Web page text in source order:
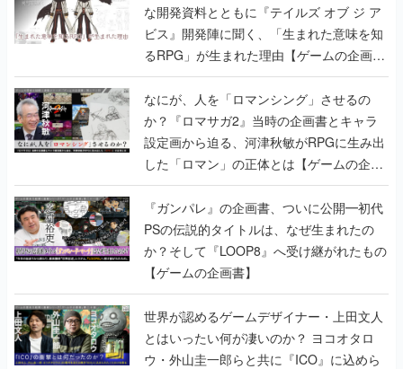
な開発資料とともに『テイルズ オブ ジ ア
ビス』開発陣に聞く、「生まれた意味を知
るRPG」が生まれた理由【ゲームの企画
書】
なにが、人を「ロマンシング」させるの
か？『ロマサガ2』当時の企画書とキャラ
設定画から迫る、河津秋敏がRPGに生み出
した「ロマン」の正体とは【ゲームの企画
書】
『ガンパレ』の企画書、ついに公開━初代
PSの伝説的タイトルは、なぜ生まれたの
か？そして『LOOP8』へ受け継がれたもの
【ゲームの企画書】
世界が認めるゲームデザイナー・上田文人
とはいったい何が凄いのか？ ヨコオタロ
ウ・外山圭一郎らと共に『ICO』に込めら